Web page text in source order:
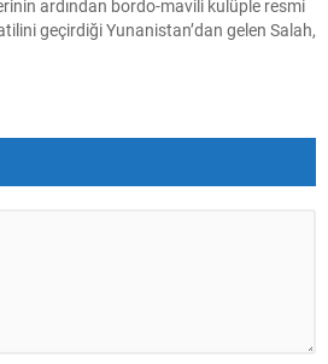
ardından bordo-mavili kulüple resmi
geçirdiği Yunanistan’dan gelen Salah,
formasıyla poz verdi ve kulübün
seslendi: “Trabzon hazır